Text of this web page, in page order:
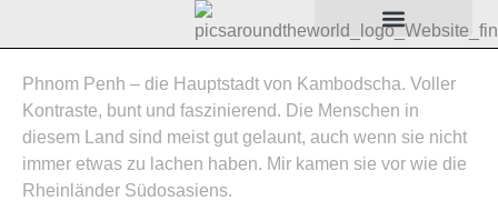
Phnom Penh – die Hauptstadt von Kambodscha. Voller
Kontraste, bunt und faszinierend. Die Menschen in
diesem Land sind meist gut gelaunt, auch wenn sie nicht
immer etwas zu lachen haben. Mir kamen sie vor wie die
Rheinländer Südosasiens.